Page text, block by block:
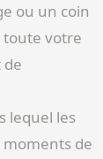
ou un coin
toute votre
lequel les
de